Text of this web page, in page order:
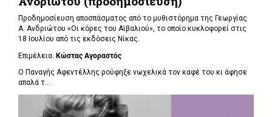
Προδημοσίευση αποσπάσματος από το μυθιστόρημα της Γεωργίας
Α. Ανδριώτου «Οι κόρες του Αϊβαλιού», το οποίο κυκλοφορεί στις
18 Ιουλίου από τις εκδόσεις Νίκας.
Επιμέλεια: Κώστας Αγοραστός
Ο Παναγής Αφεντέλλης ρούφηξε νωχελικά τον καφέ του κι άφησε
απαλά τ...